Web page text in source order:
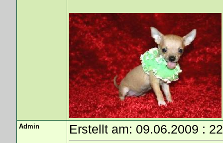
Admin Erstellt am: 09.06.2009 :